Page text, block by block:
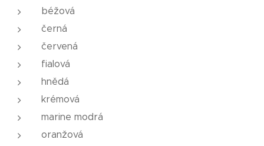
béžová
černá
červená
fialová
hnědá
krémová
marine modrá
oranžová